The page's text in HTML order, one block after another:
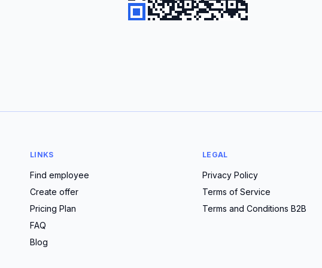
LINKS
Find employee
Create offer
Pricing Plan
FAQ
Blog
LEGAL
Privacy Policy
Terms of Service
Terms and Conditions B2B